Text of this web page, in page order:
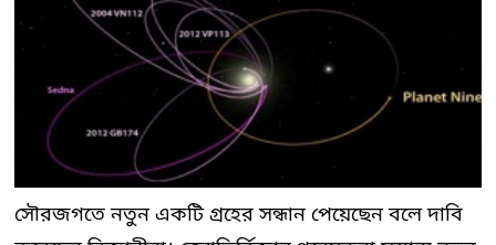
সৌরজগতে নতুন একটি গ্রহের সন্ধান পেয়েছেন বলে দাবি